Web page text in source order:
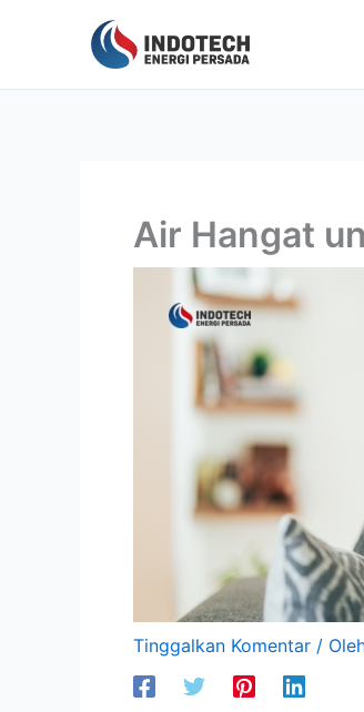
Air Hangat
Tinggalkan Komentar /